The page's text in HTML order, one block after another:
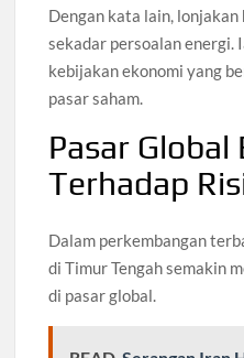
Dengan kata lain,
sekadar persoalan energi.
kebijakan ekonomi yang
pasar saham.
Pasar Global
Terhadap
Dalam perkembangan
di Timur Tengah semakin
di pasar global.